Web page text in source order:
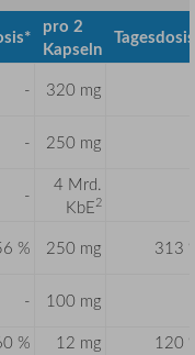
pro 2
Kapseln
- 320 mg
- 250 mg
-
4 Mrd.
KbE2
% 250 mg 313
- 100 mg
% 12 mg 120